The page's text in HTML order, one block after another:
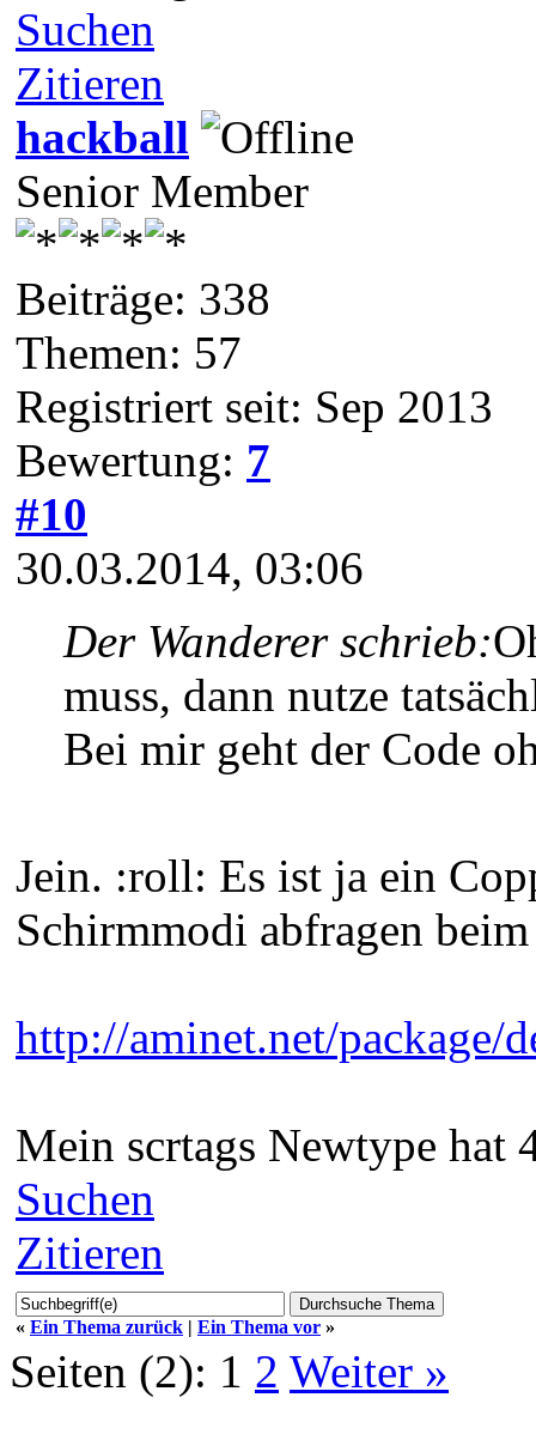
Suchen
Zitieren
hackball
Senior Member
Beiträge: 338
Themen: 57
Registriert seit: Sep 2013
Bewertung: 7
#10
30.03.2014, 03:06
Der Wanderer schrieb:
muss, dann nutze
Bei mir geht der Code
Jein. :roll: Es ist ja ein
Schirmmodi abfragen
http://aminet.net/package/
Mein scrtags Newtype hat
Suchen
Zitieren
« Ein Thema zurück | Ein Thema vor »
Seiten (2): 1 2 Weiter »